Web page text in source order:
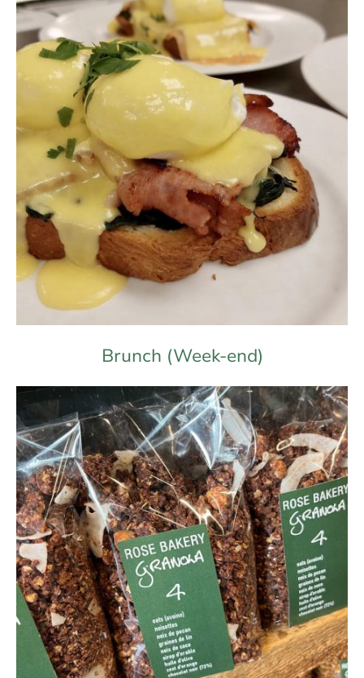
Brunch (Week-end)